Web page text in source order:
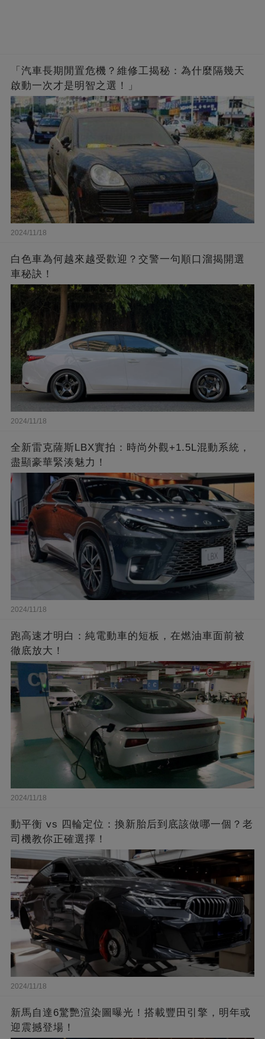
「汽車長期閒置危機？維修工揭秘：為什麼隔幾天
啟動一次才是明智之選！」
2024/11/18
白色車為何越來越受歡迎？交警一句順口溜揭開選
車秘訣！
2024/11/18
全新雷克薩斯LBX實拍：時尚外觀+1.5L混動系統，
盡顯豪華緊湊魅力！
2024/11/18
跑高速才明白：純電動車的短板，在燃油車面前被
徹底放大！
2024/11/18
動平衡 vs 四輪定位：換新胎后到底該做哪一個？老
司機教你正確選擇！
2024/11/18
新馬自達6驚艷渲染圖曝光！搭載豐田引擎，明年或
迎震撼登場！